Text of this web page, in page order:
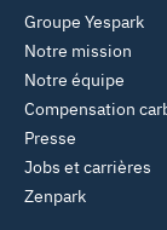
Groupe Yespark
Notre mission
Notre équipe
Compensation
Presse
Jobs et carrières
Zenpark